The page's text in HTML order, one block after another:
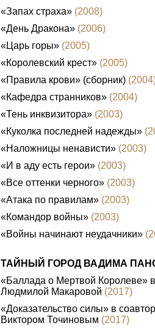
«Запах страха» (2008)
«День Дракона» (2006)
«Царь горы» (2005)
«Королевский крест» (2005)
«Правила крови» (сборник)
«Кафедра странников» (2004)
«Тень инквизитора» (2003)
«Куколка последней надежды»
«Наложницы ненависти» (2003)
«И в аду есть герои» (2003)
«Все оттенки черного» (2003)
«Атака по правилам» (2003)
«Командор войны» (2003)
«Войны начинают неудачники»
ТАЙНЫЙ ГОРОД ВАДИМА
«Баллада о Мертвой Королеве» в
Людмилой Макаровой (2017)
«Доказательство силы» в
Виктором Точиновым (2017)